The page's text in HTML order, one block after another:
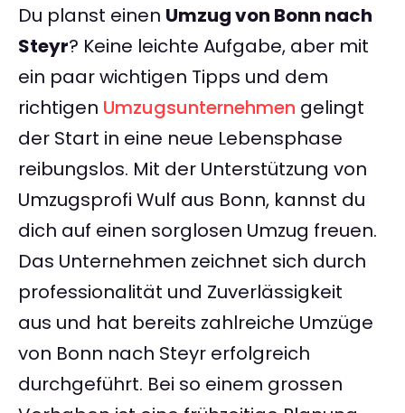
Du planst einen Umzug von Bonn nach
Steyr? Keine leichte Aufgabe, aber mit
ein paar wichtigen Tipps und dem
richtigen Umzugsunternehmen gelingt
der Start in eine neue Lebensphase
reibungslos. Mit der Unterstützung von
Umzugsprofi Wulf aus Bonn, kannst du
dich auf einen sorglosen Umzug freuen.
Das Unternehmen zeichnet sich durch
professionalität und Zuverlässigkeit
aus und hat bereits zahlreiche Umzüge
von Bonn nach Steyr erfolgreich
durchgeführt. Bei so einem grossen